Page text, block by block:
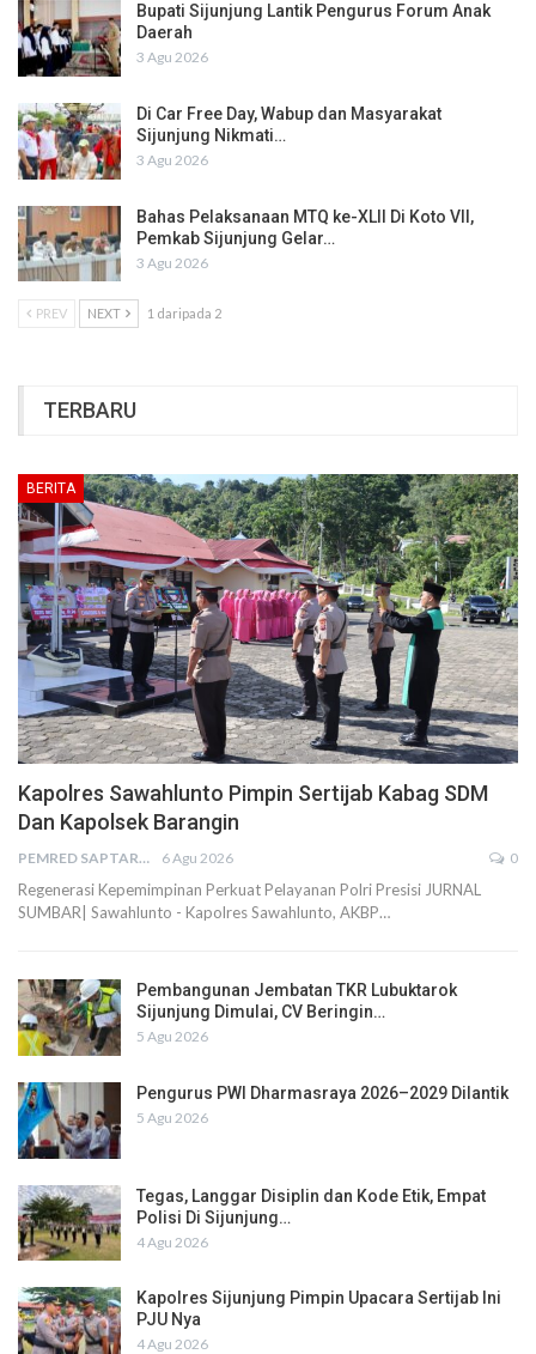
Bupati Sijunjung Lantik Pengurus Forum Anak
Daerah
3 Agu 2026
Di Car Free Day, Wabup dan Masyarakat
Sijunjung Nikmati…
3 Agu 2026
Bahas Pelaksanaan MTQ ke-XLII Di Koto VII,
Pemkab Sijunjung Gelar…
3 Agu 2026
PREV NEXT 1 daripada 2
TERBARU
BERITA
Kapolres Sawahlunto Pimpin Sertijab Kabag SDM
Dan Kapolsek Barangin
PEMRED SAPTARIUS 6 Agu 2026 0
Regenerasi Kepemimpinan Perkuat Pelayanan Polri Presisi JURNAL
SUMBAR| Sawahlunto - Kapolres Sawahlunto, AKBP…
Pembangunan Jembatan TKR Lubuktarok
Sijunjung Dimulai, CV Beringin…
5 Agu 2026
Pengurus PWI Dharmasraya 2026–2029 Dilantik
5 Agu 2026
Tegas, Langgar Disiplin dan Kode Etik, Empat
Polisi Di Sijunjung…
4 Agu 2026
Kapolres Sijunjung Pimpin Upacara Sertijab Ini
PJU Nya
4 Agu 2026